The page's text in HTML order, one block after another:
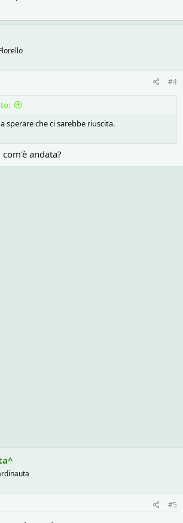
#4
sperare che ci sarebbe riuscita.
andata?
#5